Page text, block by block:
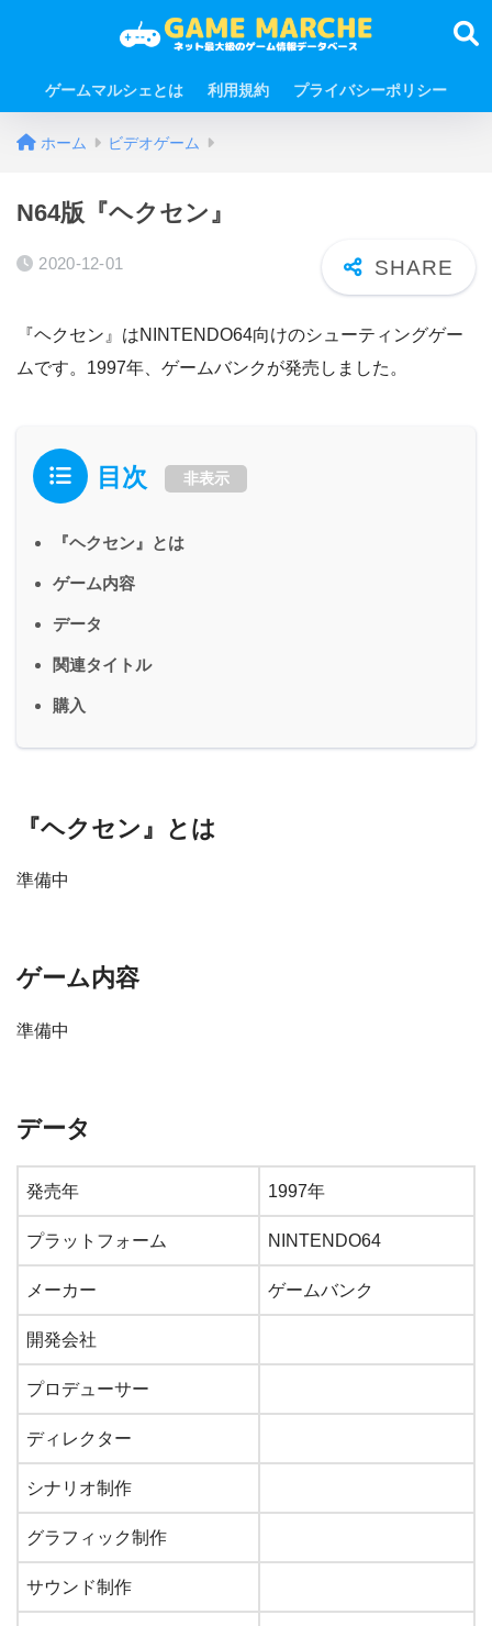
ゲームマルシェとは 利用規約 プライバシーポリシー
ホーム ビデオゲーム
N64版『ヘクセン』
2020-12-01
『ヘクセン』はNINTENDO64向けのシューティングゲー
ムです。1997年、ゲームバンクが発売しました。
目次 非表示
『ヘクセン』とは
ゲーム内容
データ
関連タイトル
購入
『ヘクセン』とは
準備中
ゲーム内容
準備中
データ
発売年 1997年
プラットフォーム NINTENDO64
メーカー ゲームバンク
開発会社
プロデューサー
ディレクター
シナリオ制作
グラフィック制作
サウンド制作